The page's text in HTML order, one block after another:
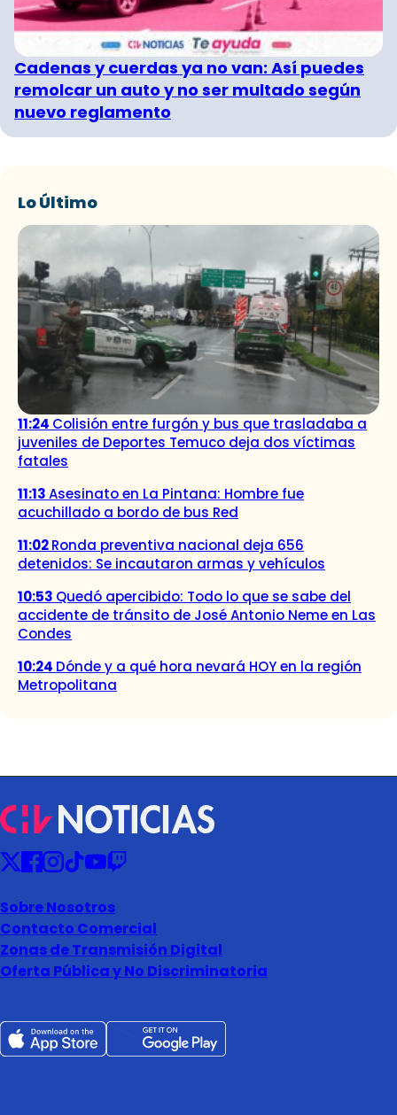
Cadenas y cuerdas ya no van: Así puedes
remolcar un auto y no ser multado según
nuevo reglamento
Lo Último
11:24 Colisión entre furgón y bus que trasladaba a
juveniles de Deportes Temuco deja dos víctimas
fatales
11:13Asesinato en La Pintana: Hombre fue
acuchillado a bordo de bus Red
11:02Ronda preventiva nacional deja 656
detenidos: Se incautaron armas y vehículos
10:53 Quedó apercibido: Todo lo que se sabe del
accidente de tránsito de José Antonio Neme en Las
Condes
10:24 Dónde y a qué hora nevará HOY en la región
Metropolitana
Sobre Nosotros
Contacto Comercial
Zonas de Transmisión Digital
Oferta Pública y No Discriminatoria